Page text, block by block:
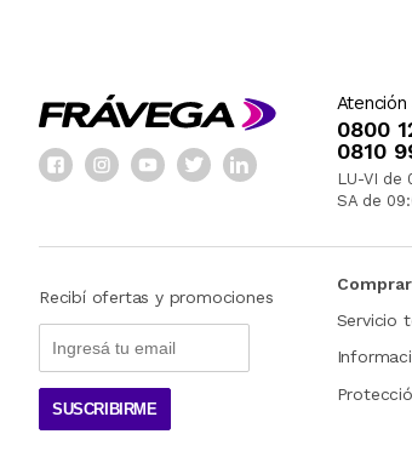
0800
0810
LU-VI de
SA de
Recibí ofertas y promociones
SUSCRIBIRME
Servicio